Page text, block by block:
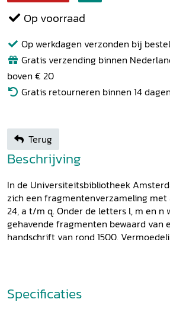
Op voorraad
Op werkdagen verzonden bij
Gratis verzending binnen
boven € 20
Gratis retourneren binnen 14 dagen
Terug
Beschrijving
In de Universiteitsbibliotheek
zich een fragmentenverzameling met
24, a t/m q. Onder de letters l, m en n
gehavende fragmenten bewaard van
handschrift van rond 1500.
bladen tot drie fascikeltjes die ooit
tot een codex. De inhoud van dat
vertaling van het Chanson de Roland
Jonathas ende Rosafiere
Specificaties